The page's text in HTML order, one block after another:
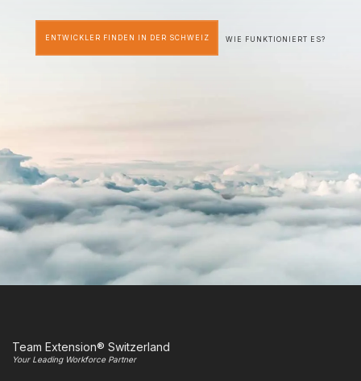
ENTWICKLER FINDEN IN DER SCHWEIZ WIE FUNKTIONIERT ES?
Team Extension® Switzerland
Your Leading Workforce Partner